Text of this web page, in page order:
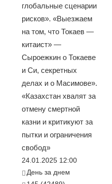
глобальные сценарии
рисков». «Выезжаем
на том, что Токаев —
китаист» —
Сыроежкин о Токаеве
и Си, секретных
делах и о Масимове».
«Казахстан хвалят за
отмену смертной
казни и критикуют за
пытки и ограничения
свобод»
24.01.2025 12:00
День за днем